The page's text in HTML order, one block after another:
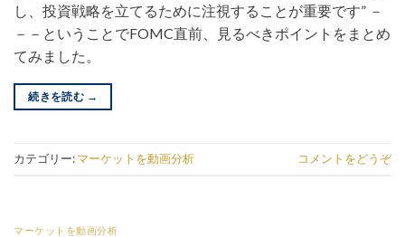
し、投資戦略を立てるために注視することが重要です” －
－－ということでFOMC直前、見るべきポイントをまとめ
てみました。
続きを読む →
カテゴリー:マーケットを動画分析 コメントをどうぞ
マーケットを動画分析